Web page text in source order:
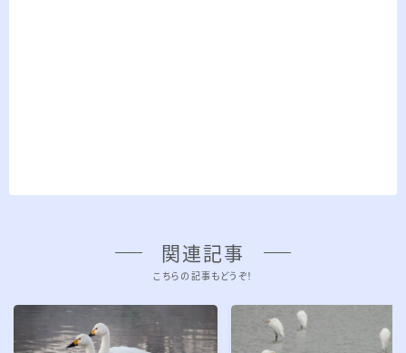
関連記事
こちらの記事もどうぞ！